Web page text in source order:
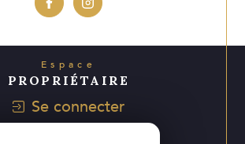
Espace
PROPRIÉTAIRE
Se connecter